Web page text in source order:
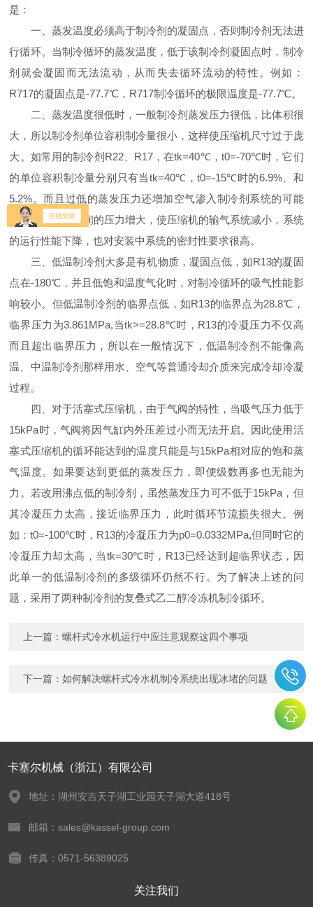
是：
一、蒸发温度必须高于制冷剂的凝固点，否则制冷剂无法进
行循环。当制冷循环的蒸发温度，低于该制冷剂凝固点时，制冷
剂就会凝固而无法流动，从而失去循环流动的特性。例如：
R717的凝固点是-77.7℃，R717制冷循环的极限温度是-77.7℃。
二、蒸发温度很低时，一般制冷剂蒸发压力很低，比体积很
大，所以制冷剂单位容积制冷量很小，这样使压缩机尺寸过于庞
大。如常用的制冷剂R22、R17，在tk=40℃，t0=-70℃时，它们
的单位容积制冷量分别只有当tk=40℃，t0=-15℃时的6.9%、和
5.2%。而且过低的蒸发压力还增加空气渗入制冷剂系统的可能
性，同时由于级间的压力增大，使压缩机的输气系统减小，系统
的运行性能下降，也对安装中系统的密封性要求很高。
三、低温制冷剂大多是有机物质，凝固点低，如R13的凝固
点在-180℃，并且低饱和温度气化时，对制冷循环的吸气性能影
响较小。但低温制冷剂的临界点低，如R13的临界点为28.8℃，
临界压力为3.861MPa,当tk>=28.8℃时，R13的冷凝压力不仅高
而且超出临界压力，所以在一般情况下，低温制冷剂不能像高
温、中温制冷剂那样用水、空气等普通冷却介质来完成冷却冷凝
过程。
四、对于活塞式压缩机，由于气阀的特性，当吸气压力低于
15kPa时，气阀将因气缸内外压差过小而无法开启。因此使用活
塞式压缩机的循环能达到的温度只能是与15kPa相对应的饱和蒸
气温度。如果要达到更低的蒸发压力，即便级数再多也无能为
力。若改用沸点低的制冷剂，虽然蒸发压力可不低于15kPa，但
其冷凝压力太高，接近临界压力，此时循环节流损失很大。例
如：t0=-100℃时，R13的冷凝压力为p0=0.0332MPa,但同时它的
冷凝压力却太高，当tk=30℃时，R13已经达到超临界状态，因
此单一的低温制冷剂的多级循环仍然不行。为了解决上述的问
题，采用了两种制冷剂的复叠式乙二醇冷冻机制冷循环。
上一篇：螺杆式冷水机运行中应注意观察这四个事项
下一篇：如何解决螺杆式冷水机制冷系统出现冰堵的问题
卡塞尔机械（浙江）有限公司
地址：湖州安吉天子湖工业园天子湖大道418号
邮箱：sales@kassel-group.com
传真：0571-56389025
关注我们